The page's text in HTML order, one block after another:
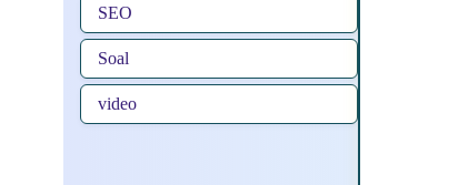
SEO
Soal
video